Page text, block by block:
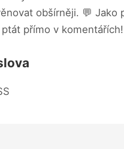
obšírněji. 💬 Jako
přímo v komentářích!